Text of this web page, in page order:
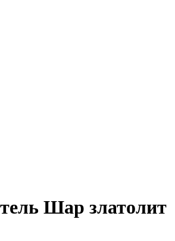
Шар златолит